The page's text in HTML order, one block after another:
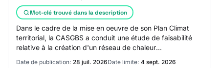
Mot-clé trouvé dans la description
Dans le cadre de la mise en oeuvre de son Plan Climat
territorial, la CASGBS a conduit une étude de faisabilité
relative à la création d'un réseau de chaleur
Date de publication: 28 juil. 2026Date limite: 4 sept. 2026